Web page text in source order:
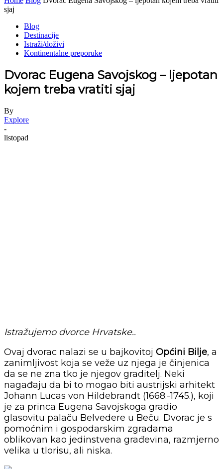
sjaj
Blog
Destinacije
Istraži/doživi
Kontinentalne preporuke
Dvorac Eugena Savojskog – ljepotan
kojem treba vratiti sjaj
By
Explore
-
listopad
Istražujemo dvorce Hrvatske..
Ovaj dvorac nalazi se u bajkovitoj Općini Bilje, a
zanimljivost koja se veže uz njega je činjenica
da se ne zna tko je njegov graditelj. Neki
nagađaju da bi to mogao biti austrijski arhitekt
Johann Lucas von Hildebrandt (1668.-1745.), koji
je za princa Eugena Savojskoga gradio
glasovitu palaču Belvedere u Beču. Dvorac je s
pomoćnim i gospodarskim zgradama
oblikovan kao jedinstvena građevina, razmjerno
velika u tlorisu, ali niska.